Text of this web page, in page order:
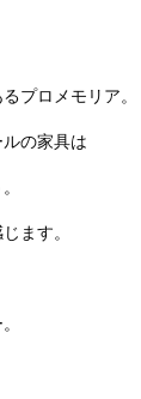
プロメモリア。
の家具は
ます。